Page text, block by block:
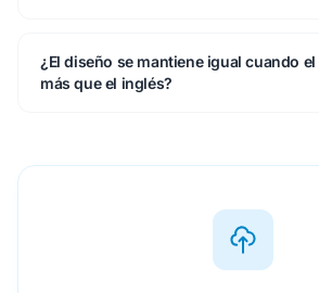
¿El diseño se mantiene igual cuando
más que el inglés?